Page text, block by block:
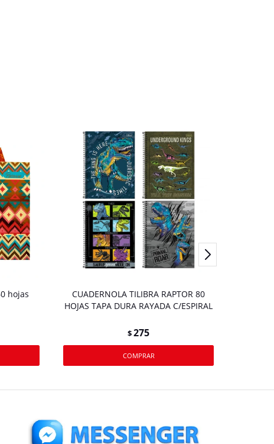
hojas
CUADERNOLA TILIBRA RAPTOR 80
HOJAS TAPA DURA RAYADA C/ESPIRAL
$275